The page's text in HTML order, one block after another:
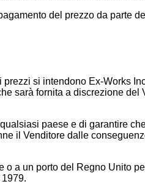
del prezzo da parte
si intendono Ex-Works
sarà fornita a discrezione del
paese e di garantire
il Venditore dalle
a un porto del Regno Unito